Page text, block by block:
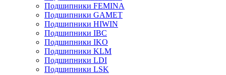
Подшипники FEMINA
Подшипники GAMET
Подшипники HIWIN
Подшипники IBC
Подшипники IKO
Подшипники KLM
Подшипники LDI
Подшипники LSK